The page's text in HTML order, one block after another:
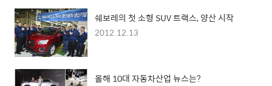
쉐보레의 첫 소형 SUV 트랙스, 양산 시작
2012.12.13
올해 10대 자동차산업 뉴스는?